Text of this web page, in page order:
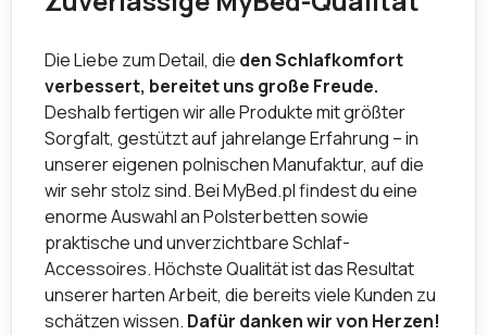
Die Liebe zum Detail, die den Schlafkomfort
verbessert, bereitet uns große Freude.
Deshalb fertigen wir alle Produkte mit größter
Sorgfalt, gestützt auf jahrelange Erfahrung – in
unserer eigenen polnischen Manufaktur, auf die
wir sehr stolz sind. Bei MyBed.pl findest du eine
enorme Auswahl an Polsterbetten sowie
praktische und unverzichtbare Schlaf-
Accessoires. Höchste Qualität ist das Resultat
unserer harten Arbeit, die bereits viele Kunden zu
schätzen wissen. Dafür danken wir von Herzen!